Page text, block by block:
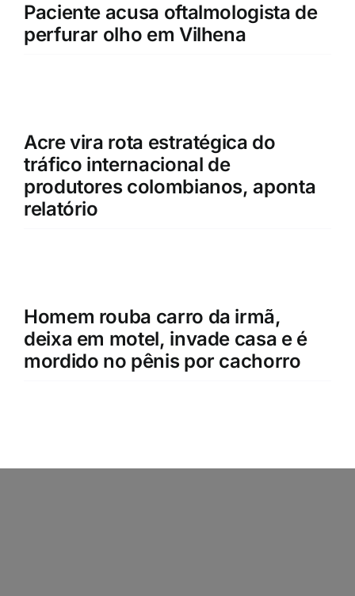
Paciente acusa oftalmologista de
perfurar olho em Vilhena
Acre vira rota estratégica do
tráfico internacional de
produtores colombianos, aponta
relatório
Homem rouba carro da irmã,
deixa em motel, invade casa e é
mordido no pênis por cachorro